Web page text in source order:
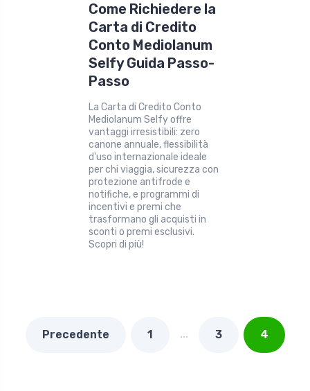
Come Richiedere la
Carta di Credito
Conto Mediolanum
Selfy Guida Passo-
Passo
La Carta di Credito Conto
Mediolanum Selfy offre
vantaggi irresistibili: zero
canone annuale, flessibilità
d'uso internazionale ideale
per chi viaggia, sicurezza con
protezione antifrode e
notifiche, e programmi di
incentivi e premi che
trasformano gli acquisti in
sconti o premi esclusivi.
Scopri di più!
Precedente 1 … 3 4